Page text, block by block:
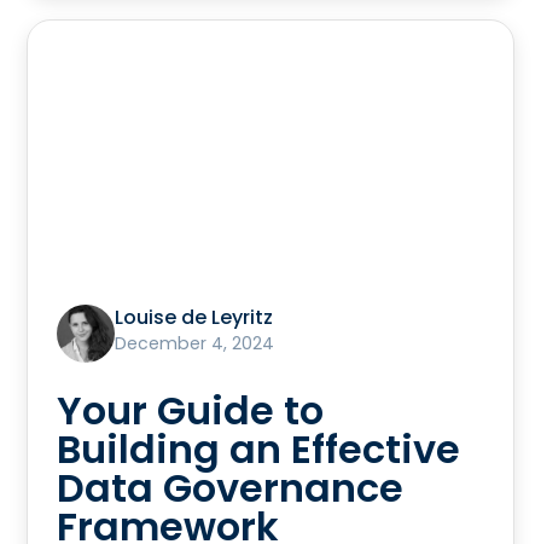
Louise de Leyritz
December 4, 2024
Your Guide to
Building an Effective
Data Governance
Framework